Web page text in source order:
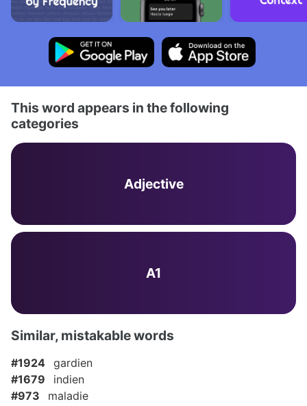
This word appears in the following
categories
Adjective
A1
Similar, mistakable words
#1924 gardien
#1679
indien
#973
maladie